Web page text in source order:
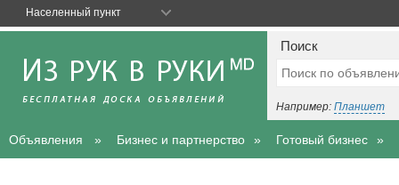
Поиск
Например: Планшет
Объявления Бизнес и партнерство Готовый бизнес
Населенный пункт